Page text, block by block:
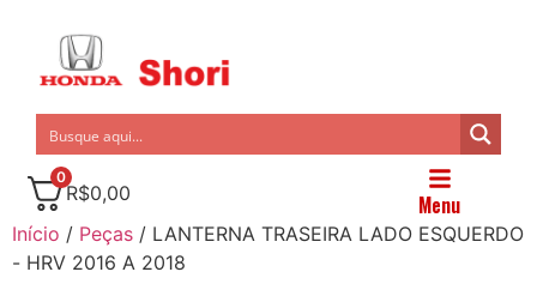
0
R$0,00 Menu
Início / Peças / LANTERNA TRASEIRA LADO ESQUERDO
- HRV 2016 A 2018